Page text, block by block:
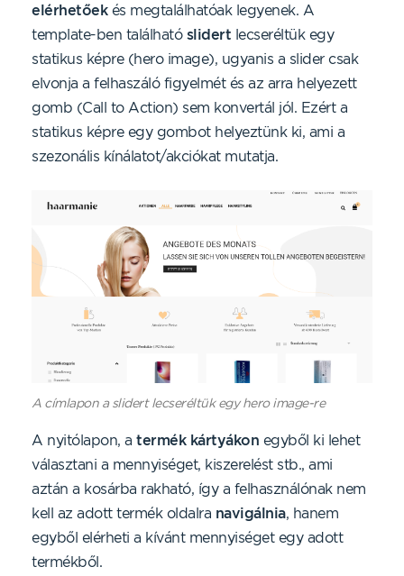
elérhetőekés megtalálhatóak legyenek. A
template-ben található slidert lecseréltük egy
statikus képre (hero image), ugyanis a slider csak
elvonja a felhaszáló figyelmét és az arra helyezett
gomb (Call to Action) sem konvertál jól. Ezért a
statikus képre egy gombot helyeztünk ki, ami a
szezonális kínálatot/akciókat mutatja.
A címlapon a slidert lecseréltük egy hero image-re
A nyitólapon, a termék kártyákon egyből ki lehet
választani a mennyiséget, kiszerelést stb., ami
aztán a kosárba rakható, így a felhasználónak nem
kell az adott termék oldalra navigálnia, hanem
egyből elérheti a kívánt mennyiséget egy adott
termékből.